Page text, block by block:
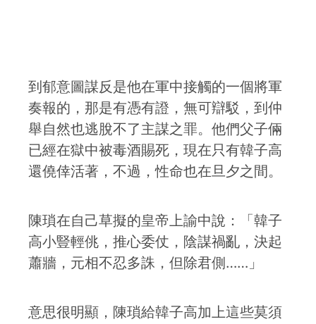
到郁意圖謀反是他在軍中接觸的一個將軍
奏報的，那是有憑有證，無可辯駁，到仲
舉自然也逃脫不了主謀之罪。他們父子倆
已經在獄中被毒酒賜死，現在只有韓子高
還僥倖活著，不過，性命也在旦夕之間。
陳瑣在自己草擬的皇帝上諭中說：「韓子
高小豎輕佻，推心委仗，陰謀禍亂，決起
蕭牆，元相不忍多誅，但除君側……」
意思很明顯，陳瑣給韓子高加上這些莫須